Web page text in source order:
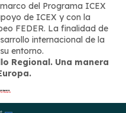
del Programa ICEX
de ICEX y con la
FEDER. La finalidad de
internacional de la
entorno.
Regional. Una manera